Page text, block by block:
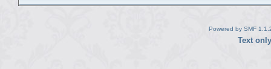
Powered by SMF
Text